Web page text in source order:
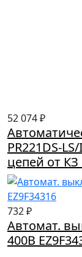
52 074 ₽
PR221DS-
цепей от КЗ
732 ₽
Автомат.
400B